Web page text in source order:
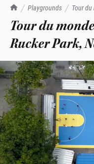
TrashTalk Actu NBA
Playgrounds
Tour
York, États-Unis
Tour du
Rucker Park,